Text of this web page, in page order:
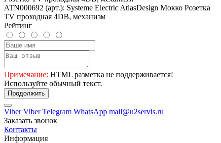
ATN000692 (арт.): Systeme Electric AtlasDesign Мокко Розетка
TV проходная 4DB, механизм
Рейтинг
Примечание: HTML разметка не поддерживается!
Используйте обычный текст.
Продолжить
Viber Viber Telegram WhatsApp mail@u2servis.ru
Заказать звонок
Контакты
Информация